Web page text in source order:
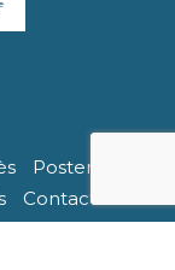
Posters
Contact